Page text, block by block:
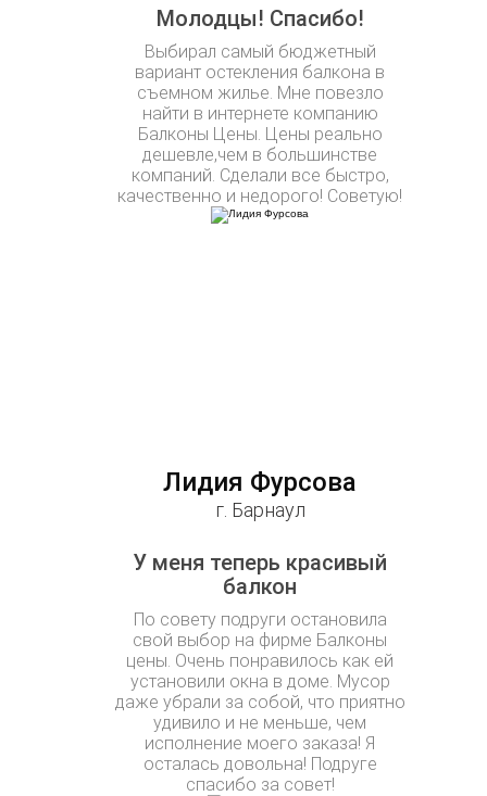
Молодцы! Спасибо!
Выбирал самый бюджетный
вариант остекления балкона в
съемном жилье. Мне повезло
найти в интернете компанию
Балконы Цены. Цены реально
дешевле,чем в большинстве
компаний. Сделали все быстро,
качественно и недорого! Советую!
Лидия Фурсова
г. Барнаул
У меня теперь красивый
балкон
По совету подруги остановила
свой выбор на фирме Балконы
цены. Очень понравилось как ей
установили окна в доме. Мусор
даже убрали за собой, что приятно
удивило и не меньше, чем
исполнение моего заказа! Я
осталась довольна! Подруге
спасибо за совет!